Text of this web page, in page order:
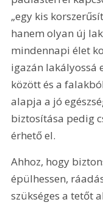
„egy kis
hanem olyan új
mindennapi élet
igazán laká­lyossá
között és a
alapja a jó
biztosítása pedig
érhető el.
Ahhoz, hogy
épülhessen,
szükséges a tetőt